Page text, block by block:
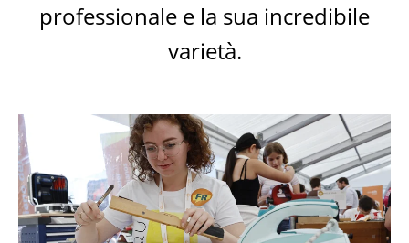
professionale e la sua incredibile
varietà.